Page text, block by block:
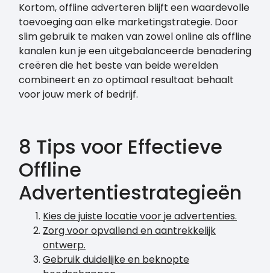
Kortom, offline adverteren blijft een waardevolle
toevoeging aan elke marketingstrategie. Door
slim gebruik te maken van zowel online als offline
kanalen kun je een uitgebalanceerde benadering
creëren die het beste van beide werelden
combineert en zo optimaal resultaat behaalt
voor jouw merk of bedrijf.
8 Tips voor Effectieve
Offline
Advertentiestrategieën
Kies de juiste locatie voor je advertenties.
Zorg voor opvallend en aantrekkelijk
ontwerp.
Gebruik duidelijke en beknopte